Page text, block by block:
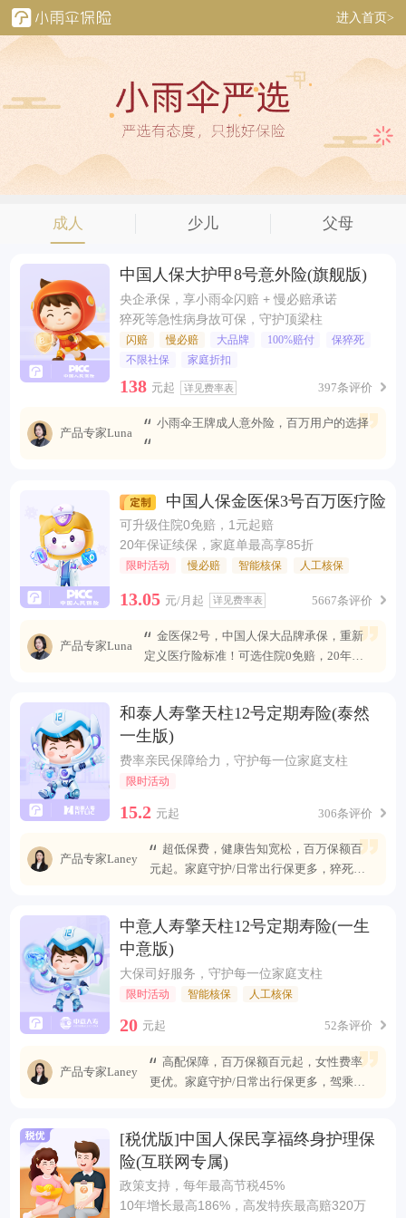
进入首页>
成人 少儿 父母
中国人保大护甲8号意外险(旗舰版)
央企承保，享小雨伞闪赔 + 慢必赔承诺
猝死等急性病身故可保，守护顶梁柱
闪赔 慢必赔 大品牌 100%赔付
保猝死
不限社保
家庭折扣
138 元起 详见费率表 397条评价
产品专家Luna
小雨伞王牌成人意外险，百万用户的选择
中国人保金医保3号百万医疗险
可升级住院0免赔，1元起赔
20年保证续保，家庭单最高享85折
限时活动 慢必赔 智能核保 人工核保
13.05 元/月起 详见费率表 5667条评价
产品专家Luna
金医保2号，中国人保大品牌承保，重新
定义医疗险标准！可选住院0免赔，20年安
和泰人寿擎天柱12号定期寿险(泰然
一生版)
费率亲民保障给力，守护每一位家庭支柱
限时活动
15.2 元起 306条评价
产品专家Laney
超低保费，健康告知宽松，百万保额百
元起。家庭守护/日常出行保更多，猝死可
中意人寿擎天柱12号定期寿险(一生
中意版)
大保司好服务，守护每一位家庭支柱
限时活动 智能核保 人工核保
20 元起 52条评价
产品专家Laney
高配保障，百万保额百元起，女性费率
更优。家庭守护/日常出行保更多，驾乘自
[税优版]中国人保民享福终身护理保
险(互联网专属)
政策支持，每年最高节税45%
10年增长最高186%，高发特疾最高赔320万